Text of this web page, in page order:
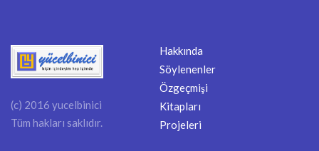
(c) 2016 yucelbinici
Tüm hakları saklıdır.
Hakkında
Söylenenler
Özgeçmişi
Kitapları
Projeleri